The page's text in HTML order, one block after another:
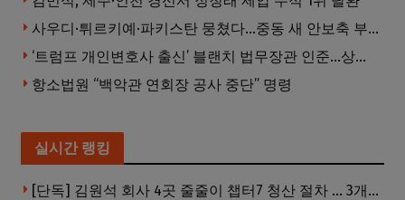
사우디·튀르키예·파키스탄 뭉쳤다…중동 새 안보축 부상하나
‘트럼프 개인변호사 출신’ 블랜치 법무장관 인준…상원 50대49 가결
항소법원 “백악관 연회장 공사 중단” 명령
실시간 랭킹
[단독] 김원석 회사 4곳 줄줄이 챕터7 청산 절차 … 3개 법인 같은 날 동시 파산 신청